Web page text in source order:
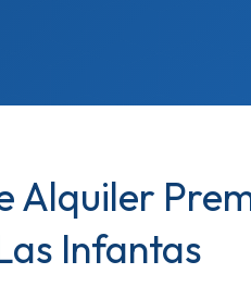
Alquiler
Infantas